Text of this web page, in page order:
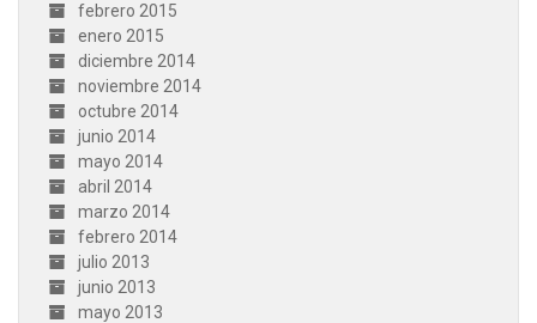
febrero 2015
enero 2015
diciembre 2014
noviembre 2014
octubre 2014
junio 2014
mayo 2014
abril 2014
marzo 2014
febrero 2014
julio 2013
junio 2013
mayo 2013